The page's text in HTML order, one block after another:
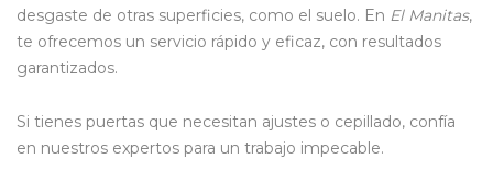
desgaste de otras superficies, como el suelo. En El Manitas,
te ofrecemos un servicio rápido y eficaz, con resultados
garantizados.
Si tienes puertas que necesitan ajustes o cepillado, confía
en nuestros expertos para un trabajo impecable.